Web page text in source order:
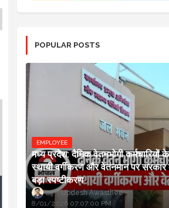
POPULAR POSTS
EMPLOYEE
मध्य प्रदेश: दैनिक वेतनभोगी कर्मचारियों के
स्थायी वर्गीकरण और वेतनमान पर सरकार
बड़ा स्पष्टीकरण
Updesh Awasthee
8/01/2026 07:07:00 PM